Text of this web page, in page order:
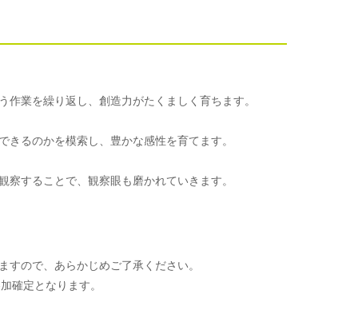
業を繰り返し、創造力がたくましく育ちます。
るのかを模索し、豊かな感性を育てます。
することで、観察眼も磨かれていきます。
ので、あらかじめご了承ください。
確定となります。